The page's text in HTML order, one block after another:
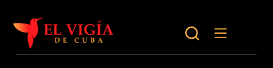
contenido